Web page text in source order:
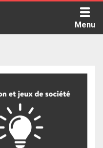
Menu